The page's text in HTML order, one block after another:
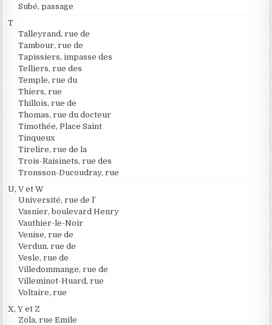
Subé, passage
T
Talleyrand, rue de
Tambour, rue de
Tapissiers, impasse des
Telliers, rue des
Temple, rue du
Thiers, rue
Thillois, rue de
Thomas, rue du docteur
Timothée, Place Saint
Tinqueux
Tirelire, rue de la
Trois-Raisinets, rue des
Tronsson-Ducoudray, rue
U, V et W
Université, rue de l’
Vasnier, boulevard Henry
Vauthier-le-Noir
Venise, rue de
Verdun, rue de
Vesle, rue de
Villedommange, rue de
Villeminot-Huard, rue
Voltaire, rue
X, Y et Z
Zola, rue Emile